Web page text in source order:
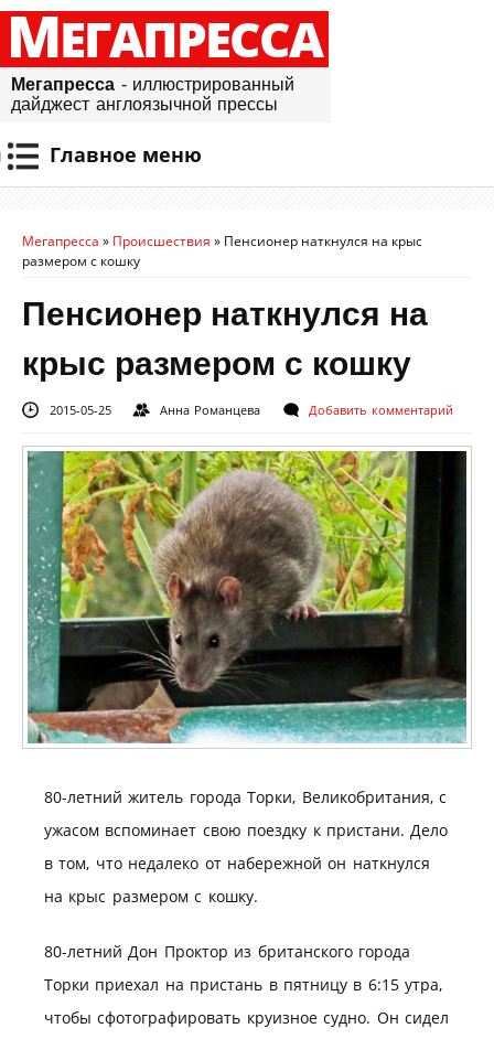
МЕГАПРЕССА
Мегапресса - иллюстрированный
дайджест англоязычной прессы
Главное меню
Мегапресса » Происшествия » Пенсионер наткнулся на крыс
размером с кошку
Пенсионер наткнулся на
крыс размером с кошку
2015-05-25 Анна Романцева Добавить комментарий
80-летний житель города Торки, Великобритания, с
ужасом вспоминает свою поездку к пристани. Дело
в том, что недалеко от набережной он наткнулся
на крыс размером с кошку.
80-летний Дон Проктор из британского города
Торки приехал на пристань в пятницу в 6:15 утра,
чтобы сфотографировать круизное судно. Он сидел